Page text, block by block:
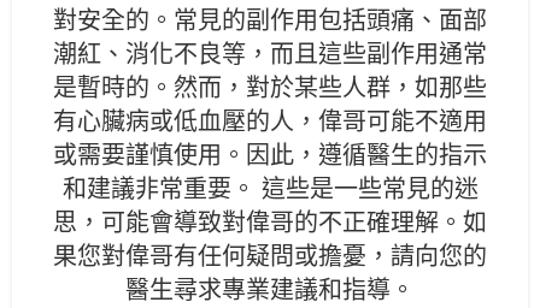
對安全的。常見的副作用包括頭痛、面部
潮紅、消化不良等，而且這些副作用通常
是暫時的。然而，對於某些人群，如那些
有心臟病或低血壓的人，偉哥可能不適用
或需要謹慎使用。因此，遵循醫生的指示
和建議非常重要。 這些是一些常見的迷
思，可能會導致對偉哥的不正確理解。如
果您對偉哥有任何疑問或擔憂，請向您的
醫生尋求專業建議和指導。